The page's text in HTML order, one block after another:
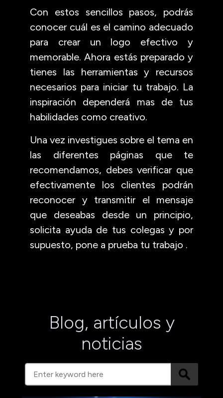
Con estos sencillos pasos, podrás
conocer cuál es el camino adecuado
para crear un logo efectivo y
memorable. Ahora estás preparado y
tienes las herramientas y recursos
necesarios para iniciar tu trabajo. La
inspiración dependerá mas de tus
habilidades como creativo.
Una vez investigues sobre el tema en
las diferentes páginas que te
recomendamos, debes verificar que
efectivamente los clientes podrán
reconocer y transmitir el mensaje
que deseabas desde un principio,
solicita ayuda de tus colegas y por
supuesto, pone a prueba tu trabajo .
Blog, artículos y
noticias